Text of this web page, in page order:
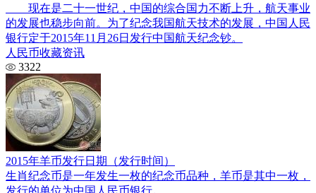
现在是二十一世纪，中国的综合国力不断上升，航天事业
的发展也稳步向前。为了纪念我国航天技术的发展，中国人民
银行定于2015年11月26日发行中国航天纪念钞。
人民币收藏资讯
3322
2015年羊币发行日期（发行时间）
生肖纪念币是一年发生一枚的纪念币品种，羊币是其中一枚，
发行的单位为中国人民币银行。